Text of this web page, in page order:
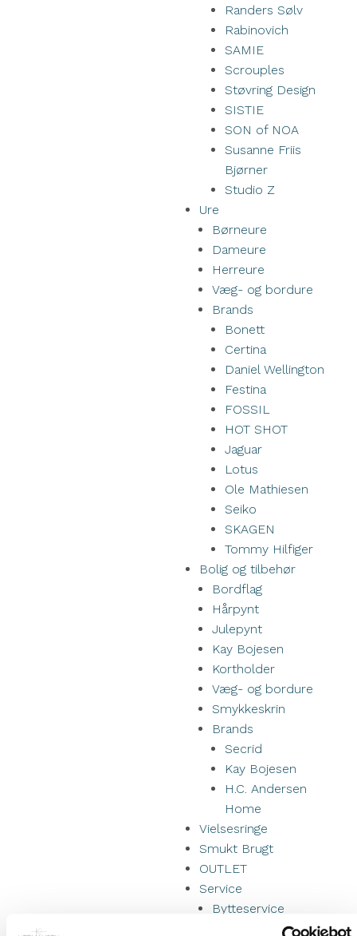
Randers Sølv
Rabinovich
SAMIE
Scrouples
Støvring Design
SISTIE
SON of NOA
Susanne Friis
Bjørner
Studio Z
Ure
Børneure
Dameure
Herreure
Væg- og bordure
Brands
Bonett
Certina
Daniel Wellington
Festina
FOSSIL
HOT SHOT
Jaguar
Lotus
Ole Mathiesen
Seiko
SKAGEN
Tommy Hilfiger
Bolig og tilbehør
Bordflag
Hårpynt
Julepynt
Kay Bojesen
Kortholder
Væg- og bordure
Smykkeskrin
Brands
Secrid
Kay Bojesen
H.C. Andersen
Home
Vielsesringe
Smukt Brugt
OUTLET
Service
Bytteservice